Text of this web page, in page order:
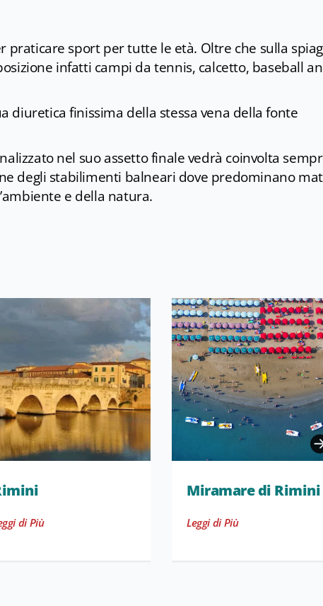
praticare sport per tutte le età. Oltre che sulla
infatti campi da tennis, calcetto, baseball
diuretica finissima della stessa vena della fonte
nel suo assetto finale vedrà coinvolta
degli stabilimenti balneari dove predominano
e della natura.
di Più
Miramare di Rimini
Leggi di Più